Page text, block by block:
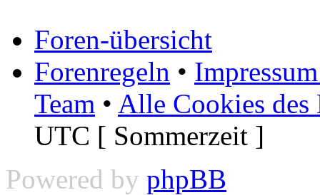
Foren-übersicht
Forenregeln •
Team • Alle Cookies des
UTC [ Sommerzeit ]
Powered by phpBB